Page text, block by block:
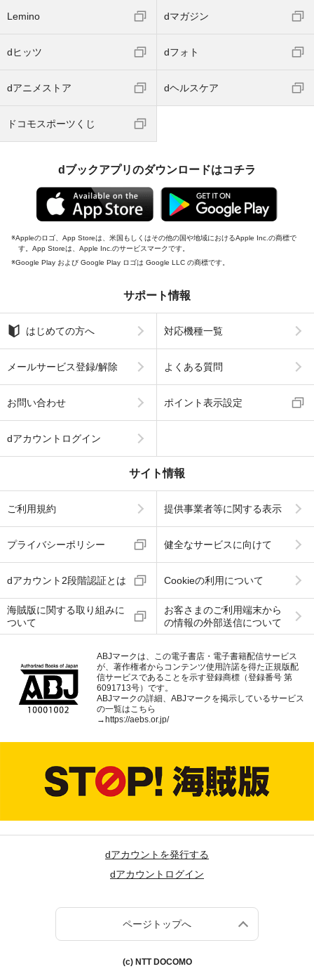
Lemino dマガジン
dヒッツ dフォト
dアニメストア dヘルスケア
ドコモスポーツくじ
dブックアプリのダウンロードはコチラ
Appleのロゴ、App Storeは、米国もしくはその他の国や地域におけるApple Inc.の商標で
す。App Storeは、Apple Inc.のサービスマークです。
Google Play および Google Play ロゴは Google LLC の商標です。
サポート情報
はじめての方へ 対応機種一覧
メールサービス登録/解除 よくある質問
お問い合わせ ポイント表示設定
dアカウントログイン
サイト情報
ご利用規約 提供事業者等に関する表示
プライバシーポリシー 健全なサービスに向けて
dアカウント2段階認証とは Cookieの利用について
海賊版に関する取り組みに
ついて
お客さまのご利用端末から
の情報の外部送信について
ABJマークは、この電子書店・電子書籍配信サービス
が、著作権者からコンテンツ使用許諾を得た正規版配
信サービスであることを示す登録商標（登録番号 第
6091713号）です。
ABJマークの詳細、ABJマークを掲示しているサービス
の一覧はこちら
→ https://aebs.or.jp/
dアカウントを発行する
dアカウントログイン
ページトップへ
(c) NTT DOCOMO